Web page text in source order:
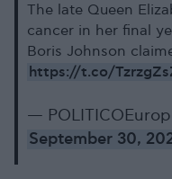
The late Queen
cancer in her final
Boris Johnson
https://t.co/
—
September 30,